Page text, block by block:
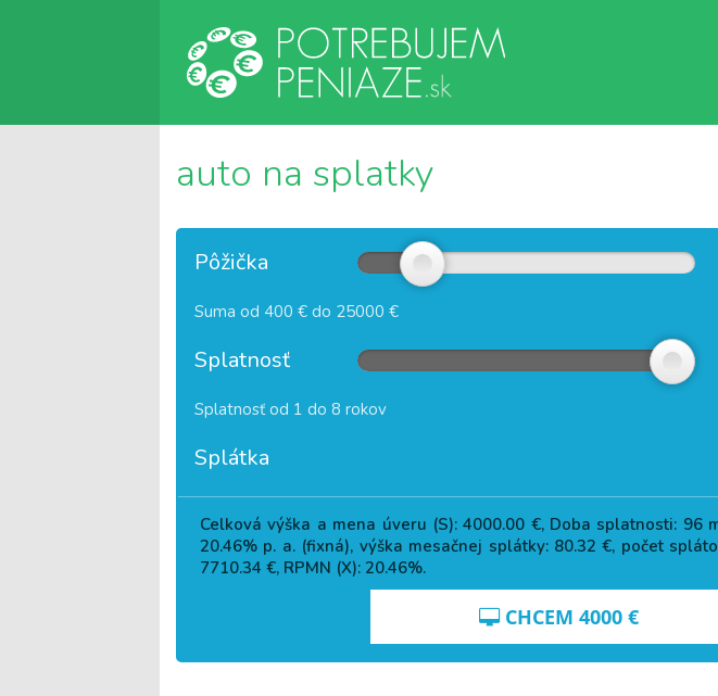
auto na splatky
Pôžička
Suma od 400 € do 25000 €
Splatnosť
Splatnosť od 1 do 8 rokov
Splátka
Celková výška a mena úveru (S):4000.00 €, Doba splatnosti: 96
20.46% p. a. (fixná), výška mesačnej splátky: 80.32 €, počet
7710.34 €, RPMN (X): 20.46%.
CHCEM 4000€